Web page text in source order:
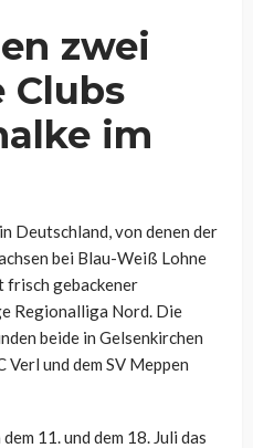
zwei
Clubs
im
Deutschland, von denen der
bei Blau-Weiß Lohne
frisch gebackener
Regionalliga Nord. Die
beide in Gelsenkirchen
und dem SV Meppen
11. und dem 18. Juli das